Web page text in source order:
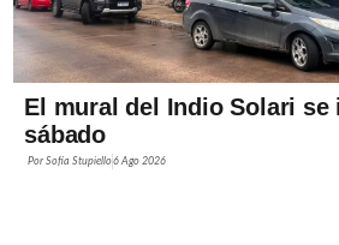
El mural del Indio Solari se
sábado
PorSofía Stupiello6 Ago 2026